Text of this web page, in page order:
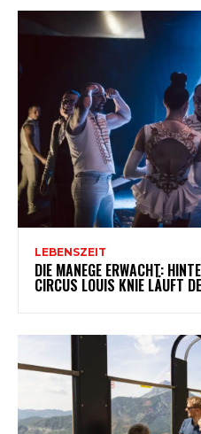
LEBENSZEIT
DIE MANEGE ERWACHT:
CIRCUS LOUIS KNIE LÄUFT